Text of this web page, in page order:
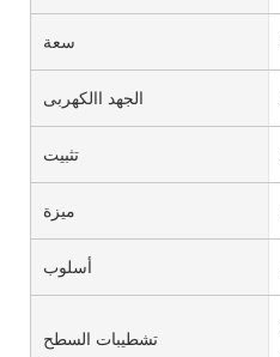
سعة
الجهد االكهربى
تثبيت
ميزة
أسلوب
تشطيبات السطح